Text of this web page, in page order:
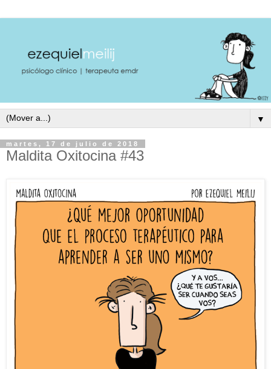
▼
martes, 17 de julio de 2018
Maldita Oxitocina #43